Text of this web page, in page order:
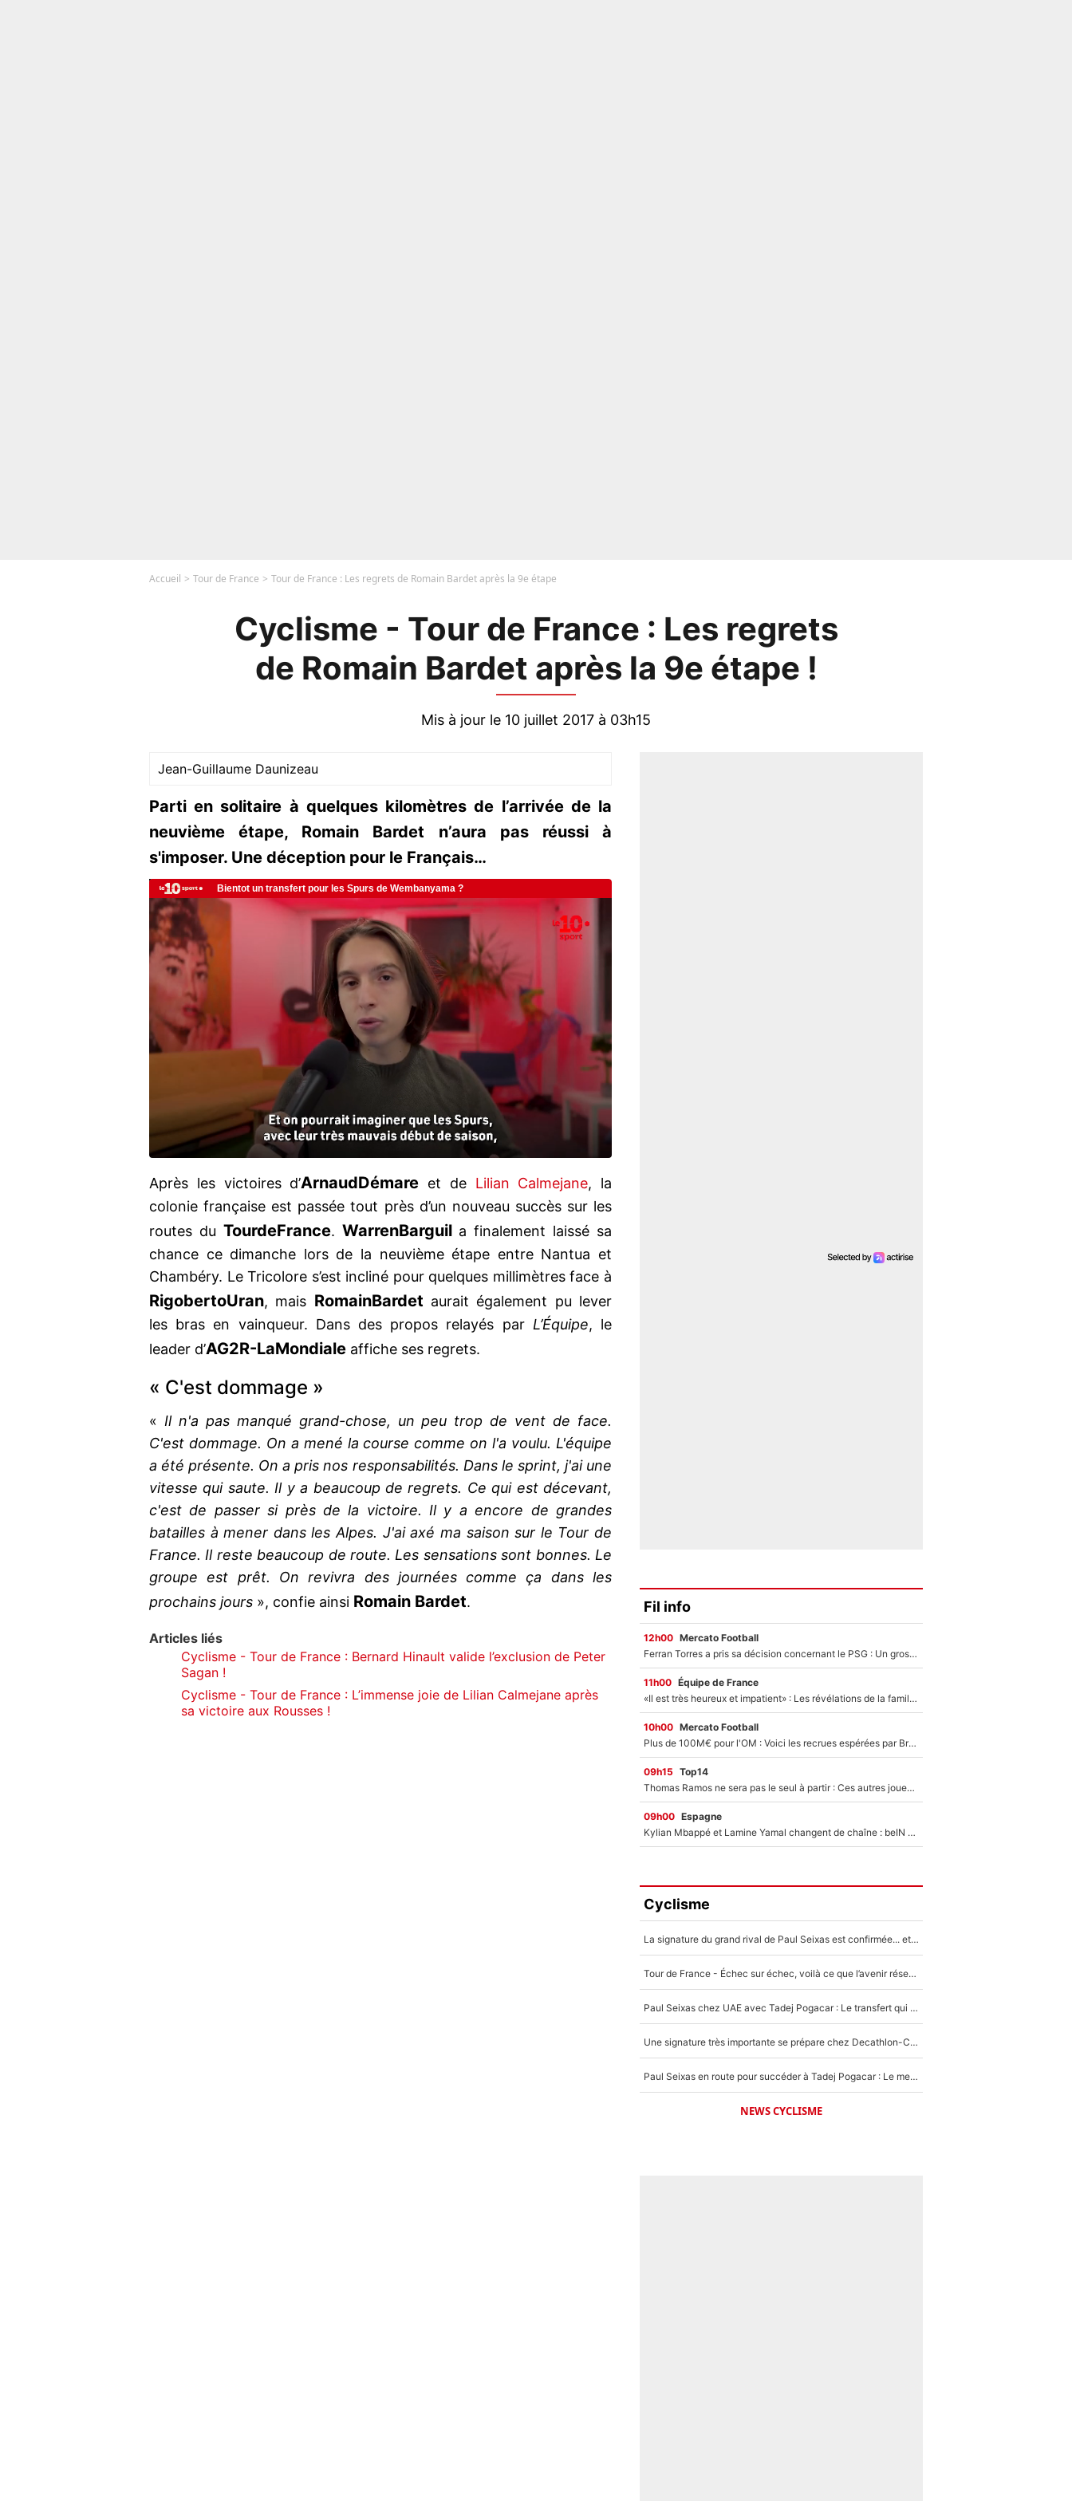
Accueil Tour de France Tour de France : Les regrets de Romain Bardet après la 9e étape
Cyclisme - Tour de France : Les regrets
de Romain Bardet après la 9e étape !
Mis à jour le 10 juillet 2017 à 03h15
Jean-Guillaume Daunizeau
Parti en solitaire à quelques kilomètres de l’arrivée de la
neuvième étape, Romain Bardet n’aura pas réussi à
s'imposer. Une déception pour le Français…
Après les victoires d’ArnaudDémare et de Lilian Calmejane, la
colonie française est passée tout près d’un nouveau succès sur les
routes du TourdeFrance. WarrenBarguil a finalement laissé sa
chance ce dimanche lors de la neuvième étape entre Nantua et
Chambéry. Le Tricolore s’est incliné pour quelques millimètres face à
RigobertoUran, mais RomainBardet aurait également pu lever
les bras en vainqueur. Dans des propos relayés par L’Équipe, le
leader d’AG2R-LaMondiale affiche ses regrets.
« C'est dommage »
« Il n'a pas manqué grand-chose, un peu trop de vent de face.
C'est dommage. On a mené la course comme on l'a voulu. L'équipe
a été présente. On a pris nos responsabilités. Dans le sprint, j'ai une
vitesse qui saute. Il y a beaucoup de regrets. Ce qui est décevant,
c'est de passer si près de la victoire. Il y a encore de grandes
batailles à mener dans les Alpes. J'ai axé ma saison sur le Tour de
France. Il reste beaucoup de route. Les sensations sont bonnes. Le
groupe est prêt. On revivra des journées comme ça dans les
prochains jours », confie ainsi Romain Bardet.
Articles liés
Cyclisme - Tour de France : Bernard Hinault valide l’exclusion de Peter
Sagan !
Cyclisme - Tour de France : L’immense joie de Lilian Calmejane après
sa victoire aux Rousses !
Fil info
12h00 Mercato Football
Ferran Torres a pris sa décision concernant le PSG : Un gros club étranger prêt à relancer le feuilleton pour la signature du champion du monde 2026 !
11h00 Équipe de France
«Il est très heureux et impatient» : Les révélations de la famille Zidane sur sa prise de pouvoir en équipe de France !
10h00 Mercato Football
Plus de 100M€ pour l'OM : Voici les recrues espérées par Bruno Genesio et Grégory Lorenzi après l’opération dégraissage
09h15 Top14
Thomas Ramos ne sera pas le seul à partir : Ces autres joueurs du XV de France pourraient aussi quitter le Stade Toulousain, un club de Top 14 est déjà sur les rangs
09h00 Espagne
Kylian Mbappé et Lamine Yamal changent de chaîne : beIN SPORTS ne digère pas cette décision historique et prédit un fiasco pour la Liga
Cyclisme
La signature du grand rival de Paul Seixas est confirmée... et c'est une excellente nouvelle pour l'équipe Decathlon-CMA CGM !
Tour de France - Échec sur échec, voilà ce que l’avenir réserve à Paul Seixas : «Tant qu’il y aura un Pogacar comme celui-là...»
Paul Seixas chez UAE avec Tadej Pogacar : Le transfert qui effraie le peloton, «c’est la pire des choses qui puisse arriver»
Une signature très importante se prépare chez Decathlon-CMA CGM pour aider Paul Seixas à gagner le Tour de France 2027
Paul Seixas en route pour succéder à Tadej Pogacar : Le meilleur est annoncé pour l’avenir de la pépite française
NEWS CYCLISME